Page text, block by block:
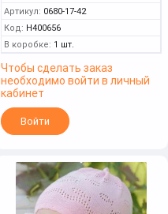
Артикул: 0680-17-42
Код: Н400656
В коробке: 1 шт.
Чтобы сделать заказ
необходимо войти в личный
кабинет
Войти